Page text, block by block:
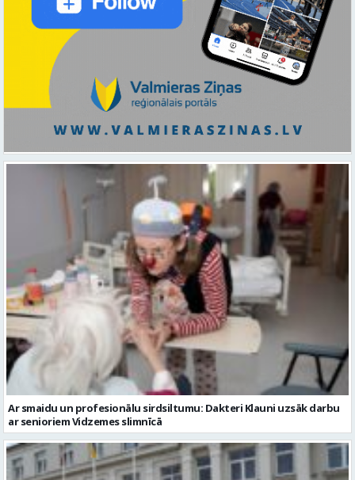
Ar smaidu un profesionālu sirdsiltumu: Dakteri Klauni uzsāk darbu
ar senioriem Vidzemes slimnīcā